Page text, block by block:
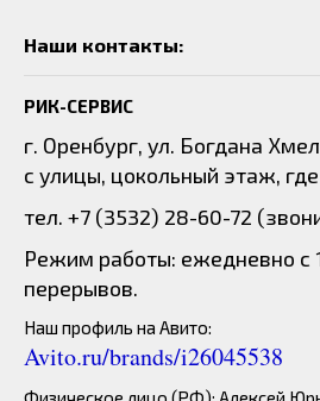
Наши контакты:
РИК-СЕРВИС
г. Оренбург, ул. Богдана
с улицы, цокольный этаж,
тел. +7 (3532) 28-60-72
Режим работы: ежедневно с
перерывов.
Наш профиль на Авито:
Avito.ru/brands/i26045538